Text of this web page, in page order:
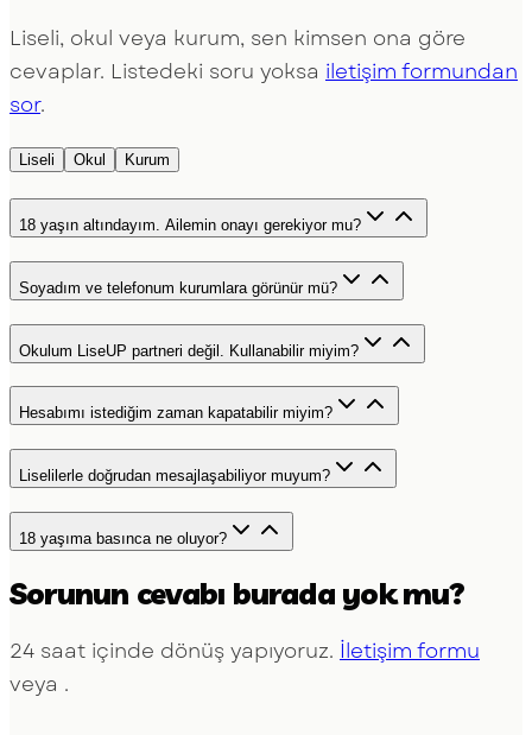
Liseli, okul veya kurum, sen kimsen ona göre
cevaplar. Listedeki soru yoksa iletişim formundan
sor.
Liseli Okul Kurum
18 yaşın altındayım. Ailemin onayı gerekiyor mu?
Soyadım ve telefonum kurumlara görünür mü?
Okulum LiseUP partneri değil. Kullanabilir miyim?
Hesabımı istediğim zaman kapatabilir miyim?
Liselilerle doğrudan mesajlaşabiliyor muyum?
18 yaşıma basınca ne oluyor?
Sorunun cevabı burada yok mu?
24 saat içinde dönüş yapıyoruz. İletişim formu
veya .